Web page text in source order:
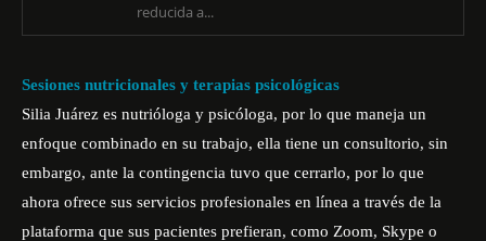
reducida a...
Sesiones nutricionales y terapias psicológicas
Silia Juárez es nutrióloga y psicóloga, por lo que maneja un
enfoque combinado en su trabajo, ella tiene un consultorio, sin
embargo, ante la contingencia tuvo que cerrarlo, por lo que
ahora ofrece sus servicios profesionales en línea a través de la
plataforma que sus pacientes prefieran, como Zoom, Skype o